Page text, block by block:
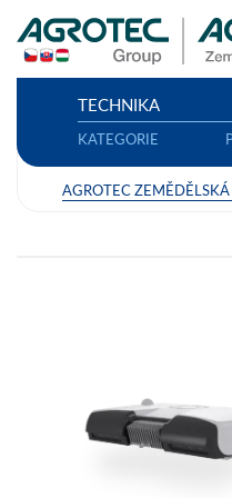
TECHNIKA
KATEGORIE
AGROTEC